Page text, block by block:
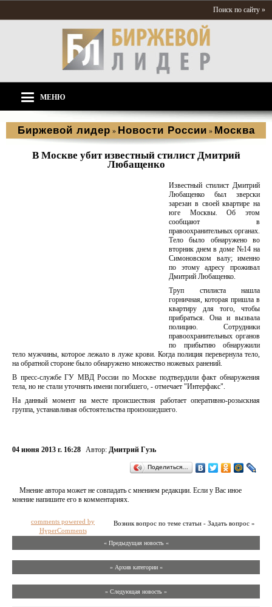
Поиск по сайту »
МЕНЮ
Биржевой лидер » Новости России » Москва
В Москве убит известный стилист Дмитрий
Любащенко
Известный стилист Дмитрий
Любащенко был зверски
зарезан в своей квартире на
юге Москвы. Об этом
сообщают в
правоохранительных органах.
Тело было обнаружено во
вторник днем в доме №14 на
Симоновском валу; именно
по этому адресу проживал
Дмитрий Любащенко.
Труп стилиста нашла
горничная, которая пришла в
квартиру для того, чтобы
прибраться. Она и вызвала
полицию. Сотрудники
правоохранительных органов
по прибытию обнаружили
тело мужчины, которое лежало в луже крови. Когда полиция перевернула тело,
на обратной стороне было обнаружено множество ножевых ранений.
В пресс-службе ГУ МВД России по Москве подтвердили факт обнаружения
тела, но не стали уточнять имени погибшего, - отмечает "Интерфакс".
На данный момент на месте происшествия работает оперативно-розыскная
группа, устанавливая обстоятельства произошедшего.
04 июня 2013 г. 16:28 Автор: Дмитрий Гузь
Поделиться…
Мнение автора может не совпадать с мнением редакции. Если у Вас иное
мнение напишите его в комментариях.
Возник вопрос по теме статьи - Задать вопрос »
comments powered by
HyperComments
« Предыдущая новость «
» Архив категории «
» Следующая новость »